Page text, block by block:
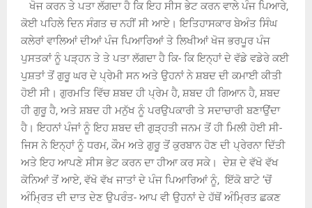
ਖੋਜ ਕਰਨ ਤੇ ਪਤਾ ਲੱਗਦਾ ਹੈ ਕਿ ਇਹ ਸੀਸ ਭੇਟ ਕਰਨ ਵਾਲੇ ਪੰਜ ਪਿਆਰੇ,
ਕੋਈ ਪਹਿਲੇ ਦਿਨ ਸੰਗਤ ਚ ਨਹੀਂ ਸੀ ਆਏ। ਇਤਿਹਾਸਕਾਰ ਬੇਅੰਤ ਸਿੰਘ
ਕਲੇਰਾਂ ਵਾਲਿਆਂ ਦੀਆਂ ਪੰਜ ਪਿਆਰਿਆਂ ਤੇ ਲਿਖੀਆਂ ਖੋਜ ਭਰਪੂਰ ਪੰਜ
ਪੁਸਤਕਾਂ ਨੂੰ ਪੜ੍ਹਨ ਤੇ ਤੇ ਪਤਾ ਲੱਗਦਾ ਹੈ ਕਿ- ਕਿ ਇਨ੍ਹਾਂ ਦੇ ਵੱਡੇ ਵਡੇਰੇ ਕਈ
ਪੁਸ਼ਤਾਂ ਤੋਂ ਗੁਰੂ ਘਰ ਦੇ ਪ੍ਰੇਮੀ ਸਨ ਅਤੇ ਉਹਨਾਂ ਨੇ ਸ਼ਬਦ ਦੀ ਕਮਾਈ ਕੀਤੀ
ਹੋਈ ਸੀ। ਗੁਰਮਤਿ ਵਿੱਚ ਸ਼ਬਦ ਹੀ ਪ੍ਰੇਮ ਹੈ, ਸ਼ਬਦ ਹੀ ਗਿਆਨ ਹੈ, ਸ਼ਬਦ
ਹੀ ਗੁਰੂ ਹੈ, ਅਤੇ ਸ਼ਬਦ ਹੀ ਮਨੁੱਖ ਨੂੰ ਪਰਉਪਕਾਰੀ ਤੇ ਸਦਾਚਾਰੀ ਬਣਾਉਂਦਾ
ਹੈ। ਇਹਨਾਂ ਪੰਜਾਂ ਨੂੰ ਇਹ ਸ਼ਬਦ ਦੀ ਗੁੜ੍ਹਤੀ ਜਨਮ ਤੋਂ ਹੀ ਮਿਲੀ ਹੋਈ ਸੀ-
ਜਿਸ ਨੇ ਇਨ੍ਹਾਂ ਨੂੰ ਧਰਮ, ਕੌਮ ਅਤੇ ਗੁਰੂ ਤੋਂ ਕੁਰਬਾਨ ਹੋਣ ਦੀ ਪ੍ਰੇਰਨਾ ਦਿੱਤੀ
ਅਤੇ ਇਹ ਆਪਣੇ ਸੀਸ ਭੇਟ ਕਰਨ ਦਾ ਹੀਆ ਕਰ ਸਕੇ। ਦੇਸ਼ ਦੇ ਵੱਖੋ ਵੱਖ
ਕੋਨਿਆਂ ਤੋਂ ਆਏ, ਵੱਖੋ ਵੱਖ ਜਾਤਾਂ ਦੇ ਪੰਜ ਪਿਆਰਿਆਂ ਨੂੰ, ਇੱਕੋ ਬਾਟੇ ‘ਚੋਂ
ਅੰਮ੍ਰਿਤ ਦੀ ਦਾਤ ਦੇਣ ਉਪਰੰਤ- ਆਪ ਵੀ ਉਹਨਾਂ ਦੇ ਹੱਥੋਂ ਅੰਮ੍ਰਿਤ ਛਕਣ